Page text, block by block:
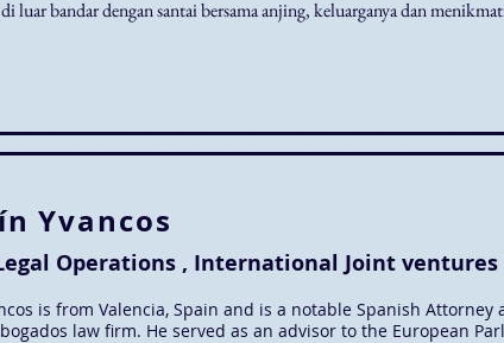
luar bandar dengan santai bersama anjing, keluarganya dan
Yvancos
Operations , International Joint
is from Valencia, Spain and is a notable Spanish
law firm. He served as an advisor to the European